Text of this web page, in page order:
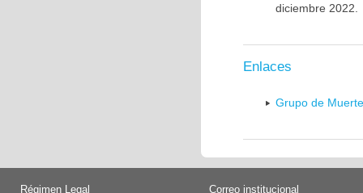
diciembre 2022.
Enlaces
Grupo de
Régimen Legal Correo institucional